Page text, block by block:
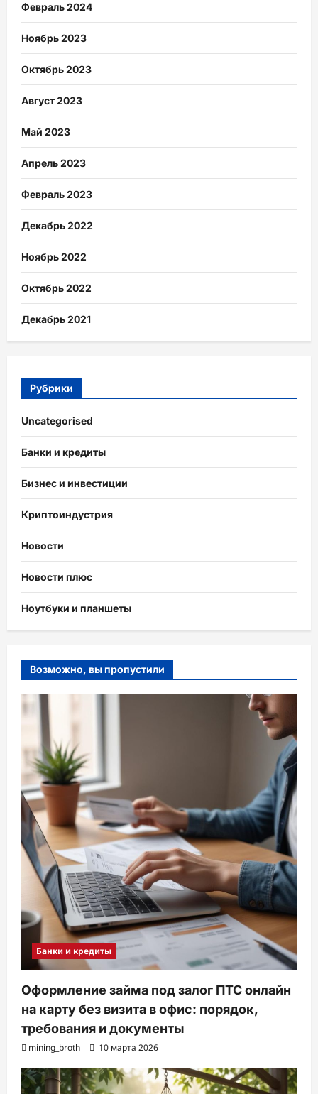
Февраль 2024
Ноябрь 2023
Октябрь 2023
Август 2023
Май 2023
Апрель 2023
Февраль 2023
Декабрь 2022
Ноябрь 2022
Октябрь 2022
Декабрь 2021
Рубрики
Uncategorised
Банки и кредиты
Бизнес и инвестиции
Криптоиндустрия
Новости
Новости плюс
Ноутбуки и планшеты
Возможно, вы пропустили
Банки и кредиты
Оформление займа под залог ПТС онлайн
на карту без визита в офис: порядок,
требования и документы
mining_broth 10 марта 2026